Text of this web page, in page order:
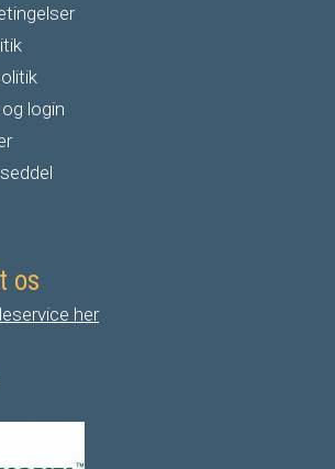
login
os
her